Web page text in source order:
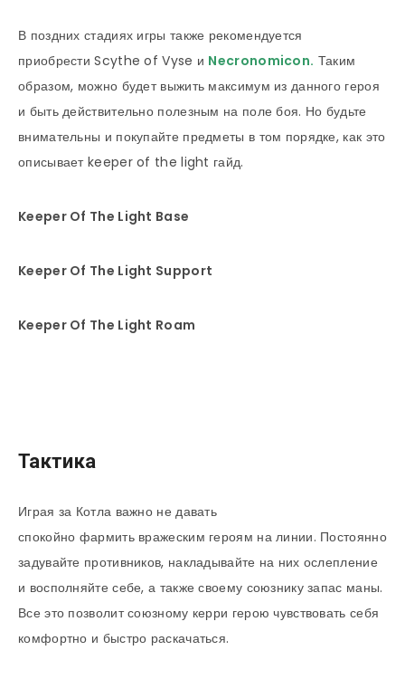
В поздних стадиях игры также рекомендуется
приобрести Scythe of Vyse и Necronomicon. Таким
образом, можно будет выжить максимум из данного героя
и быть действительно полезным на поле боя. Но будьте
внимательны и покупайте предметы в том порядке, как это
описывает keeper of the light гайд.
Keeper Of The Light Base
Keeper Of The Light Support
Keeper Of The Light Roam
Тактика
Играя за Котла важно не давать
спокойно фармить вражеским героям на линии. Постоянно
задувайте противников, накладывайте на них ослепление
и восполняйте себе, а также своему союзнику запас маны.
Все это позволит союзному керри герою чувствовать себя
комфортно и быстро раскачаться.